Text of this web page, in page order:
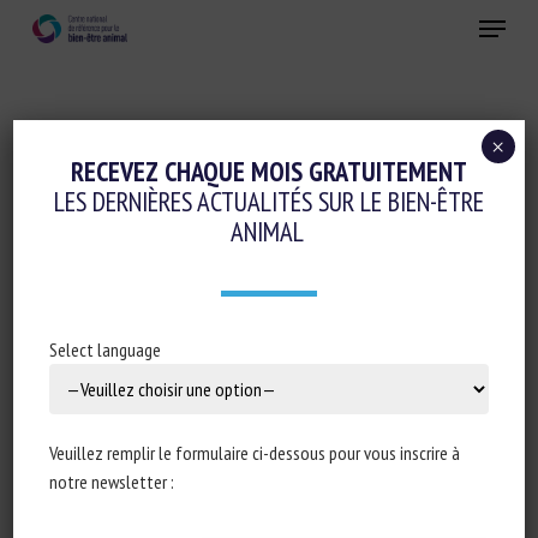
Menu
Réglementation
ASSEMBLÉE NATIONALE : RÉPONSE
DES ANIMAUX DOMESTIQUES EN
VENTE D’ANIMAUX SUR INTERNET
RECEVEZ CHAQUE MOIS GRATUITEMENT
LES DERNIÈRES ACTUALITÉS SUR LE BIEN-ÊTRE
ANIMAL
Select language
Veuillez remplir le formulaire ci-dessous pour vous inscrire à
notre newsletter :
×